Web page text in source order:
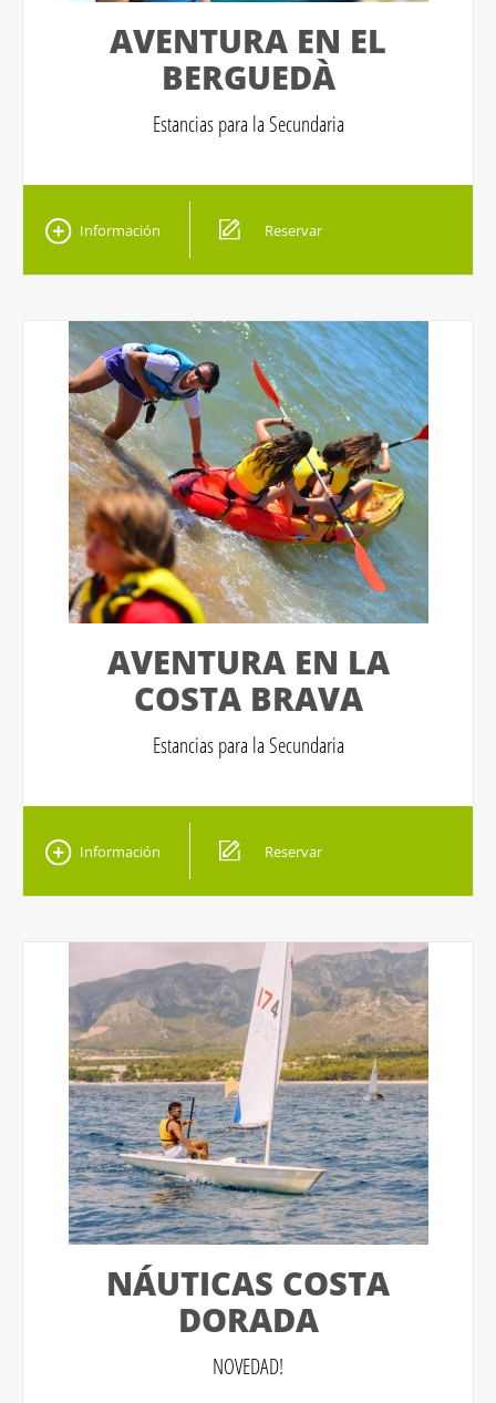
AVENTURA EN EL
BERGUEDÀ
Estancias para la Secundaria
Información Reservar
AVENTURA EN LA
COSTA BRAVA
Estancias para la Secundaria
Información Reservar
NÁUTICAS COSTA
DORADA
NOVEDAD!